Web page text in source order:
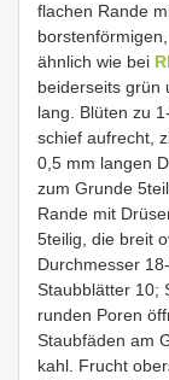
flachen Rande
ähnlich wie bei
beiderseits grün
lang. Blüten zu
schief aufrecht,
0,5 mm langen
zum Grunde
Rande mit
5teilig, die breit
Durchmesser
Staubblätter 10;
runden Poren
Staubfäden am
kahl. Frucht